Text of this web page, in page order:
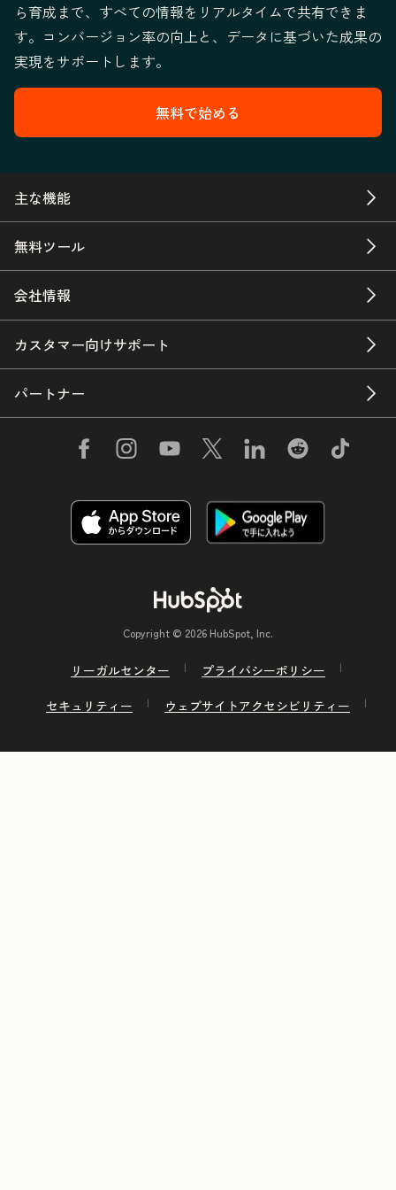
ら育成まで、すべての情報をリアルタイムで共有できま
す。コンバージョン率の向上と、データに基づいた成果の
実現をサポートします。
無料で始める
主な機能
無料ツール
会社情報
カスタマー向けサポート
パートナー
Copyright © 2026 HubSpot, Inc.
リーガルセンター
プライバシーポリシー
セキュリティー
ウェブサイトアクセシビリティー